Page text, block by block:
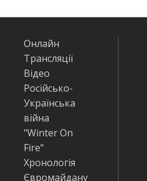
Онлайн
Трансляції
Відео
Російсько-
Українська
війна
"Winter On
Fire"
Хронологія
Євромайдану